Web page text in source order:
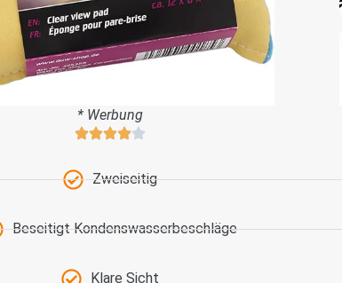
* Werbung
Zweiseitig
Beseitigt Kondenswasserbeschläge
Klare Sicht